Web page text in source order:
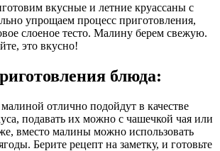
вкусные и летние круассаны с
упрощаем процесс приготовления,
слоеное тесто. Малину берем свежую.
это вкусно!
блюда:
отлично подойдут в качестве
подавать их можно с чашечкой чая или
вместо малины можно использовать
Берите рецепт на заметку, и готовьте